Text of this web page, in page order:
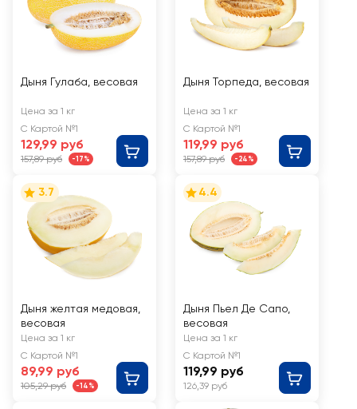
Дыня Гулаба, весовая
Цена за 1 кг
С Картой №1
129,99 руб
157,89 руб -17%
Дыня Торпеда, весовая
Цена за 1 кг
С Картой №1
119,99 руб
157,89 руб -24%
3.7
Дыня желтая медовая,
весовая
Цена за 1 кг
С Картой №1
89,99 руб
105,29 руб -14%
4.4
Дыня Пьел Де Сапо,
весовая
Цена за 1 кг
С Картой №1
119,99 руб
126,39 руб